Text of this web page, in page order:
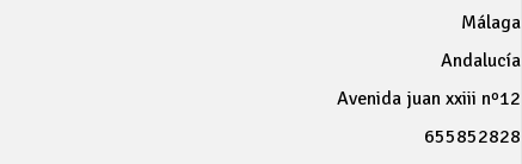
Málaga
Andalucía
Avenida juan xxiii nº12
655852828